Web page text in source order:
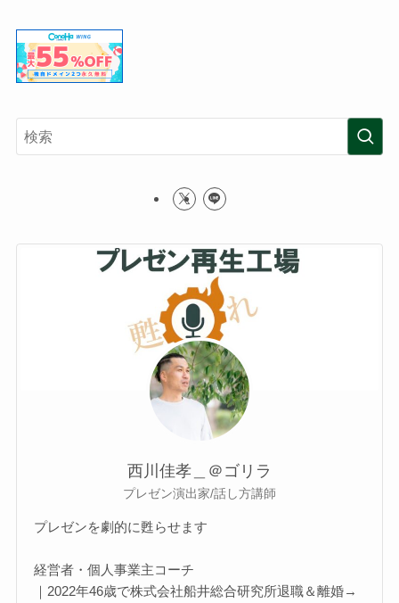
西川佳孝＿＠ゴリラ
プレゼン演出家/話し方講師
プレゼンを劇的に甦らせます
経営者・個人事業主コーチ
｜2022年46歳で株式会社船井総合研究所退職＆離婚→